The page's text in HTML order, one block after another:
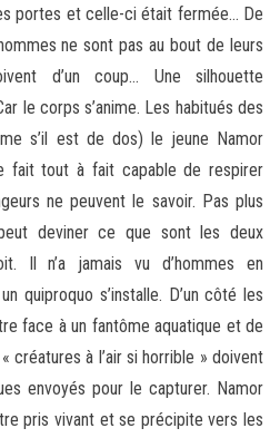
portes et celle-ci était fermée… De
ne sont pas au bout de leurs
d’un coup… Une silhouette
le corps s’anime. Les habitués des
s’il est de dos) le jeune Namor
fait tout à fait capable de respirer
ne peuvent le savoir. Pas plus
deviner ce que sont les deux
Il n’a jamais vu d’hommes en
quiproquo s’installe. D’un côté les
face à un fantôme aquatique et de
créatures à l’air si horrible » doivent
envoyés pour le capturer. Namor
pris vivant et se précipite vers les